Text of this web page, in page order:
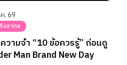
. 69
งสากล
วามจำ “10 ข้อควรรู้” ก่อนดู
Man Brand New Day